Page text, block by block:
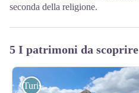
seconda della religione.
5 I patrimoni da scoprire
Turistiche